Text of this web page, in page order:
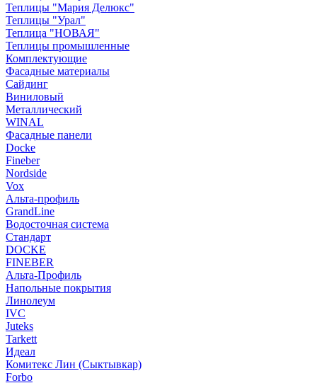
Теплицы "Мария Делюкс"
Теплицы "Урал"
Теплица "НОВАЯ"
Теплицы промышленные
Комплектующие
Фасадные материалы
Сайдинг
Виниловый
Металлический
WINAL
Фасадные панели
Docke
Fineber
Nordside
Vox
Альта-профиль
GrandLine
Водосточная система
Стандарт
DOCKE
FINEBER
Альта-Профиль
Напольные покрытия
Линолеум
IVC
Juteks
Tarkett
Идеал
Комитекс Лин (Сыктывкар)
Forbo